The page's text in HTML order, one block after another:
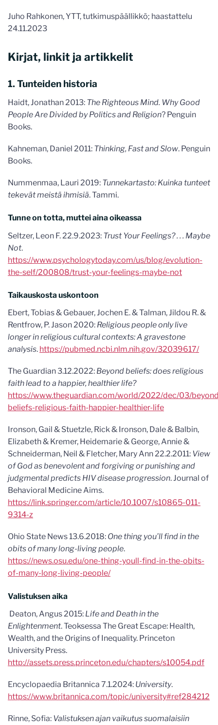
Juho Rahkonen, YTT, tutkimuspäällikkö; haastattelu
24.11.2023
Kirjat, linkit ja artikkelit
1. Tunteiden historia
Haidt, Jonathan 2013: The Righteous Mind. Why Good
People Are Divided by Politics and Religion? Penguin
Books.
Kahneman, Daniel 2011: Thinking, Fast and Slow. Penguin
Books.
Nummenmaa, Lauri 2019: Tunnekartasto: Kuinka tunteet
tekevät meistä ihmisiä. Tammi.
Tunne on totta, muttei aina oikeassa
Seltzer, Leon F. 22.9.2023: Trust Your Feelings? . . . Maybe
Not.
https://www.psychologytoday.com/us/blog/evolution-
the-self/200808/trust-your-feelings-maybe-not
Taikauskosta uskontoon
Ebert, Tobias & Gebauer, Jochen E. & Talman, Jildou R. &
Rentfrow, P. Jason 2020: Religious people only live
longer in religious cultural contexts: A gravestone
analysis. https://pubmed.ncbi.nlm.nih.gov/32039617/
The Guardian 3.12.2022: Beyond beliefs: does religious
faith lead to a happier, healthier life?
https://www.theguardian.com/world/2022/dec/03/
beliefs-religious-faith-happier-healthier-life
Ironson, Gail & Stuetzle, Rick & Ironson, Dale & Balbin,
Elizabeth & Kremer, Heidemarie & George, Annie &
Schneiderman, Neil & Fletcher, Mary Ann 22.2.2011: View
of God as benevolent and forgiving or punishing and
judgmental predicts HIV disease progression. Journal of
Behavioral Medicine Aims.
https://link.springer.com/article/10.1007/s10865-011-
9314-z
Ohio State News 13.6.2018: One thing you’ll find in the
obits of many long-living people.
https://news.osu.edu/one-thing-youll-find-in-the-obits-
of-many-long-living-people/
Valistuksen aika
Deaton, Angus 2015: Life and Death in the
Enlightenment. Teoksessa The Great Escape: Health,
Wealth, and the Origins of Inequality. Princeton
University Press.
http://assets.press.princeton.edu/chapters/s10054.pdf
Encyclopaedia Britannica 7.1.2024: University.
https://www.britannica.com/topic/university#ref284212
Rinne, Sofia: Valistuksen ajan vaikutus suomalaisiin